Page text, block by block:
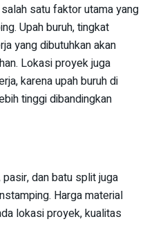
satu faktor utama yang
Upah buruh, tingkat
yang dibutuhkan akan
Lokasi proyek juga
karena upah buruh di
tinggi dibandingkan
dan batu split juga
Harga material
lokasi proyek, kualitas